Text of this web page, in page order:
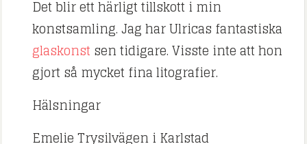
Det blir ett härligt tillskott i min
konstsamling. Jag har Ulricas fantastiska
glaskonst sen tidigare. Visste inte att hon
gjort så mycket fina litografier.
Hälsningar
Emelie Trysilvägen i Karlstad